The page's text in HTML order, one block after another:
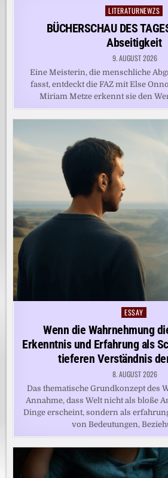
Posted
in
LITERATURNEWZS
BÜCHERSCHAU DES
Abseitigkeit
9. AUGUST 2026
Eine Meisterin, die menschliche
fasst, entdeckt die FAZ mit Else
Miriam Metze erkennt sie den
Posted
in
ESSAY
Wenn die Wahrnehmung
Erkenntnis und Erfahrung als
tieferen Verständnis
8. AUGUST 2026
Das thematische Grundkonzept des
Annahme, dass Welt nicht als bloße
Dinge erscheint, sondern als
von Bedeutungen,